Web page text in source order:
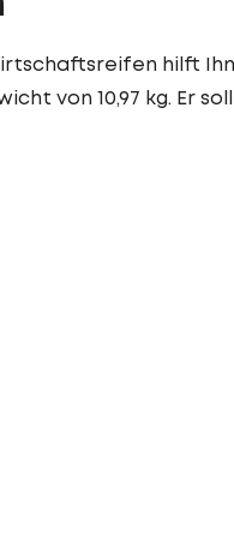
hilft
von 10,97 kg. Er